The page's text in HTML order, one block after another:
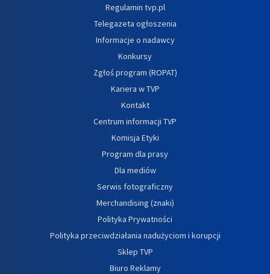
Regulamin tvp.pl
Telegazeta ogłoszenia
Informacje o nadawcy
Konkursy
Zgłoś program (ROPAT)
Kariera w TVP
Kontakt
Centrum informacji TVP
Komisja Etyki
Program dla prasy
Dla mediów
Serwis fotograficzny
Merchandising (znaki)
Polityka Prywatności
Polityka przeciwdziałania nadużyciom i korupcji
Sklep TVP
Biuro Reklamy